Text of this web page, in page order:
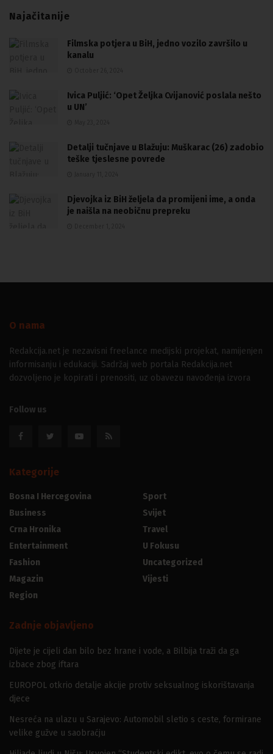
Najačitanije
Filmska potjera u BiH, jedno vozilo završilo u
kanalu
Ivica Puljić: ‘Opet Željka Cvijanović poslala nešto
u UN’
Detalji tučnjave u Blažuju: Muškarac (26) zadobio
teške tjeslesne povrede
Djevojka iz BiH željela da promijeni ime, a onda
je naišla na neobičnu prepreku
O nama
Redakcija.net je nezavisni freelance medijski projekat, namijenjen
informisanju i edukaciji. Sadržaj web portala Redakcija.net
dozvoljeno je kopirati i prenositi, uz obavezu navođenja izvora
Follow us
Kategorije
Bosna I Hercegovina
Business
Crna Hronika
Entertainment
Fashion
Magazin
Region
Sport
Svijet
Travel
U Fokusu
Uncategorized
Vijesti
Zadnje objavljeno
Dijete je cijeli dan bilo bez hrane i vode, a Bilbija traži da ga
izbace zbog iftara
EUROPOL otkrio detalje akcije protiv seksualnog iskorištavanja
djece
Nesreća na ulazu u Sarajevo: Automobil sletio s ceste, formirane
velike gužve u saobraćju